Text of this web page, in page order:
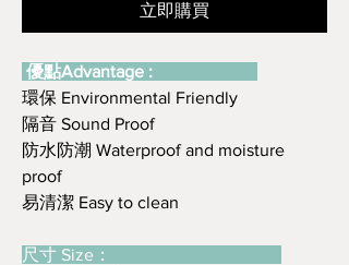
立即購買
優點Advantage :
環保 Environmental Friendly
隔音 Sound Proof
防水防潮 Waterproof and moisture
proof
易清潔 Easy to clean
尺寸 Size：